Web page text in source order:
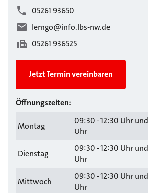
05261 93650
lemgo@info.lbs-nw.de
05261 936525
Jetzt Termin vereinbaren
Öffnungszeiten:
Montag
09:30 - 12:30 Uhr
Uhr
Dienstag
09:30 - 12:30 Uhr
Uhr
Mittwoch
09:30 - 12:30 Uhr
Uhr